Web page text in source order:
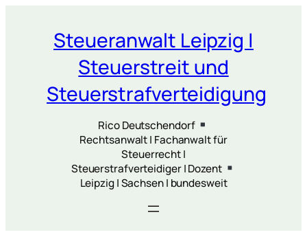
springenSteueranwalt Leipzig |
Steuerstreit und
Steuerstrafverteidigung
Rico Deutschendorf
Rechtsanwalt | Fachanwalt für
Steuerrecht |
Steuerstrafverteidiger | Dozent
Leipzig | Sachsen | bundesweit